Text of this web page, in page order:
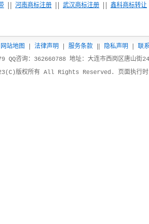
河南商标注册 武汉商标注册 鑫科商标转让
网站地图 | 法律声明 | 服务条款 || 隐私声明 |
联
QQ咨询：362660788 地址：大连市西岗区唐山街
版权所有 All Rights Reserved. 页面执行时